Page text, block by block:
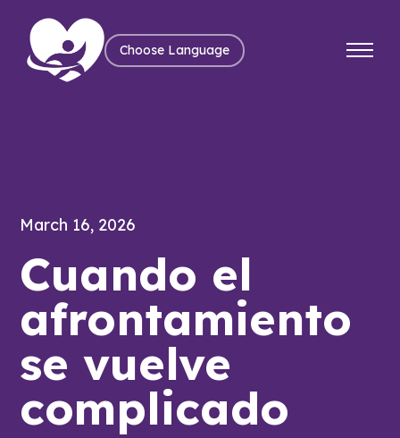
Choose Language
March 16, 2026
Cuando el
afrontamiento
se vuelve
complicado